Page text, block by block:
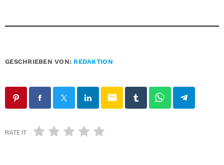
GESCHRIEBEN VON: REDAKTION
email
RATE IT